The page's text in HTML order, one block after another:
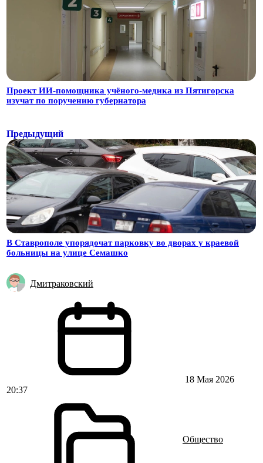
Проект ИИ-помощника учёного-медика из Пятигорска
изучат по поручению губернатора
Предыдущий
В Ставрополе упорядочат парковку во дворах у краевой
больницы на улице Семашко
Дмитраковский
18 Мая 2026
20:37
Общество